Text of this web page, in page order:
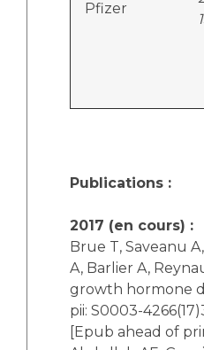
Pfizer
Publications :
2017 (en cours) :
Brue T, Saveanu
A, Barlier A,
growth hormone
pii: S0003-
[Epub ahead of